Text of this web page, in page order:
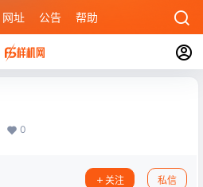
网址 公告 帮助
0
关注 私信